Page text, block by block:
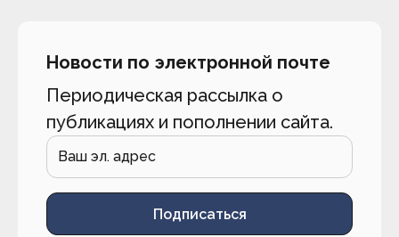
Новости по электронной почте
Периодическая рассылка о
публикациях и пополнении сайта.
Подписаться